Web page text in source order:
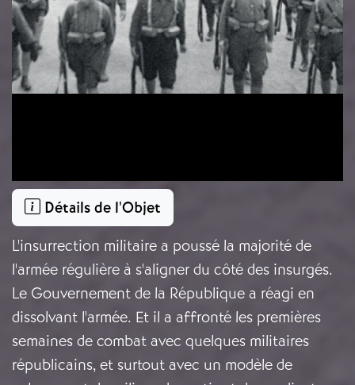
Détails de l'Objet
L'insurrection militaire a poussé la majorité de
l'armée régulière à s'aligner du côté des insurgés.
Le Gouvernement de la République a réagi en
dissolvant l'armée. Et il a affronté les premières
semaines de combat avec quelques militaires
républicains, et surtout avec un modèle de